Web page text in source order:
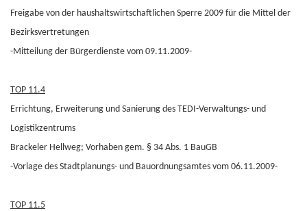
Freigabe von der haushaltswirtschaftlichen Sperre 2009 für die Mittel der
Bezirksvertretungen
-Mitteilung der Bürgerdienste vom 09.11.2009-
TOP 11.4
Errichtung, Erweiterung und Sanierung des TEDI-Verwaltungs- und
Logistikzentrums
Brackeler Hellweg; Vorhaben gem. § 34 Abs. 1 BauGB
-Vorlage des Stadtplanungs- und Bauordnungsamtes vom 06.11.2009-
TOP 11.5